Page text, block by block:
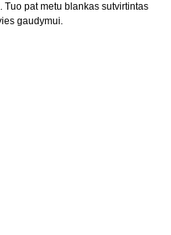
pat metu blankas sutvirtintas
gaudymui.